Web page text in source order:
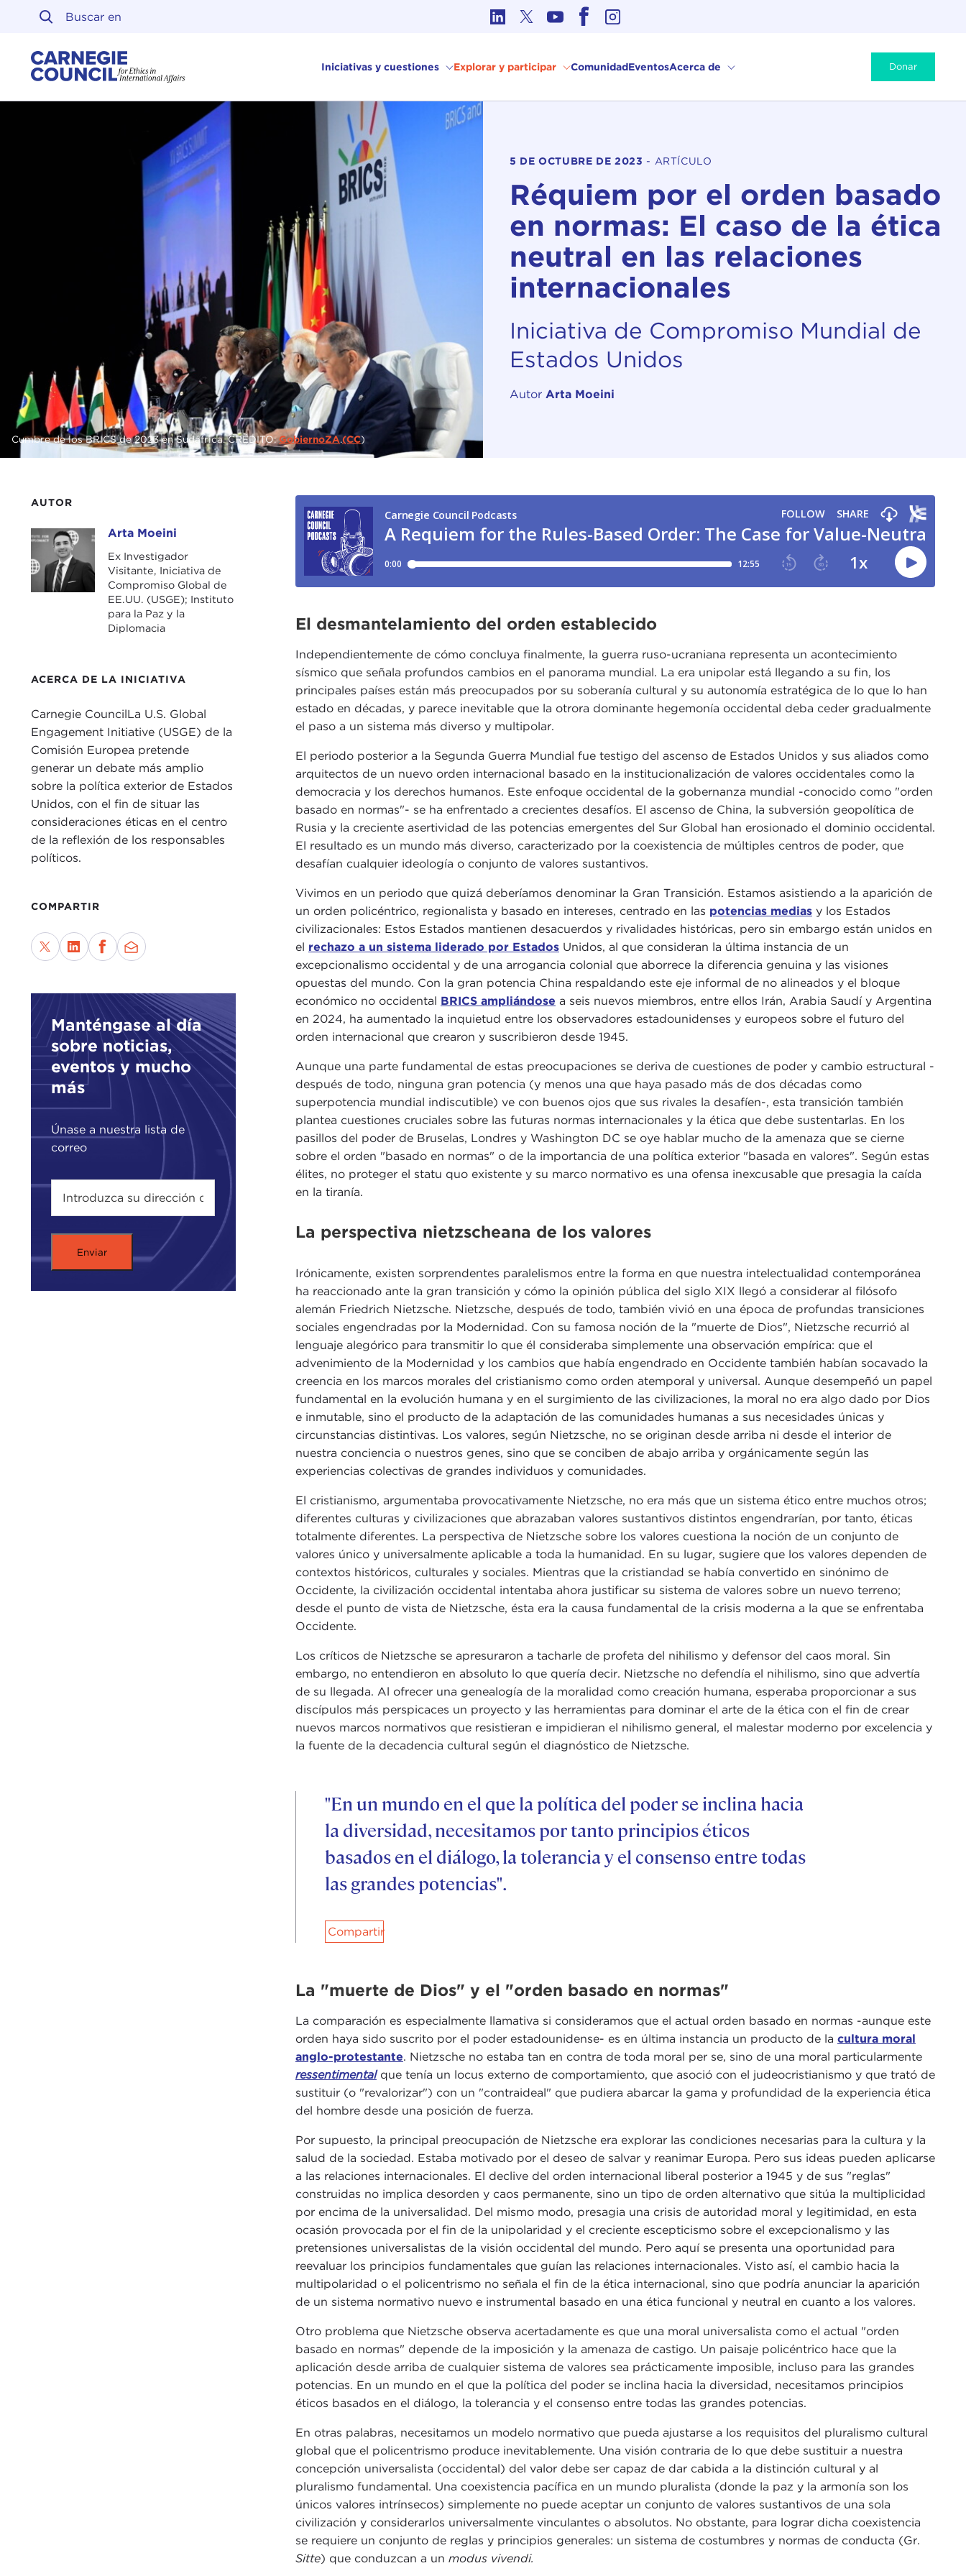
Ir al contenido
Iniciativas y cuestiones Explorar y participar ComunidadEventosAcerca de Donar
Cumbre de los BRICS de 2023 en Sudáfrica. CRÉDITO:GobiernoZA.(CC)
5 DE OCTUBRE DE 2023 - ARTÍCULO
Réquiem por el orden basado
en normas: El caso de la ética
neutral en las relaciones
internacionales
Iniciativa de Compromiso Mundial de
Estados Unidos
Autor Arta Moeini
AUTOR
Arta Moeini Arta Moeini
Ex Investigador
Visitante, Iniciativa de
Compromiso Global de
EE.UU. (USGE); Instituto
para la Paz y la
Diplomacia
ACERCA DE LA INICIATIVA
Carnegie CouncilLa U.S. Global
Engagement Initiative (USGE) de la
Comisión Europea pretende
generar un debate más amplio
sobre la política exterior de Estados
Unidos, con el fin de situar las
consideraciones éticas en el centro
de la reflexión de los responsables
políticos.
COMPARTIR
Manténgase al día
sobre noticias,
eventos y mucho
más
Únase a nuestra lista de
correo
El desmantelamiento del orden establecido
Independientemente de cómo concluya finalmente, la guerra ruso-ucraniana representa un acontecimiento
sísmico que señala profundos cambios en el panorama mundial. La era unipolar está llegando a su fin, los
principales países están más preocupados por su soberanía cultural y su autonomía estratégica de lo que lo han
estado en décadas, y parece inevitable que la otrora dominante hegemonía occidental deba ceder gradualmente
el paso a un sistema más diverso y multipolar.
El periodo posterior a la Segunda Guerra Mundial fue testigo del ascenso de Estados Unidos y sus aliados como
arquitectos de un nuevo orden internacional basado en la institucionalización de valores occidentales como la
democracia y los derechos humanos. Este enfoque occidental de la gobernanza mundial -conocido como "orden
basado en normas"- se ha enfrentado a crecientes desafíos. El ascenso de China, la subversión geopolítica de
Rusia y la creciente asertividad de las potencias emergentes del Sur Global han erosionado el dominio occidental.
El resultado es un mundo más diverso, caracterizado por la coexistencia de múltiples centros de poder, que
desafían cualquier ideología o conjunto de valores sustantivos.
Vivimos en un periodo que quizá deberíamos denominar la Gran Transición. Estamos asistiendo a la aparición de
un orden policéntrico, regionalista y basado en intereses, centrado en las potencias mediasy los Estados
civilizacionales: Estos Estados mantienen desacuerdos y rivalidades históricas, pero sin embargo están unidos en
el rechazo a un sistema liderado por EstadosUnidos, al que consideran la última instancia de un
excepcionalismo occidental y de una arrogancia colonial que aborrece la diferencia genuina y las visiones
opuestas del mundo. Con la gran potencia China respaldando este eje informal de no alineados y el bloque
económico no occidental BRICS ampliándose a seis nuevos miembros, entre ellos Irán, Arabia Saudí y Argentina
en 2024, ha aumentado la inquietud entre los observadores estadounidenses y europeos sobre el futuro del
orden internacional que crearon y suscribieron desde 1945.
Aunque una parte fundamental de estas preocupaciones se deriva de cuestiones de poder y cambio estructural -
después de todo, ninguna gran potencia (y menos una que haya pasado más de dos décadas como
superpotencia mundial indiscutible) ve con buenos ojos que sus rivales la desafíen-, esta transición también
plantea cuestiones cruciales sobre las futuras normas internacionales y la ética que debe sustentarlas. En los
pasillos del poder de Bruselas, Londres y Washington DC se oye hablar mucho de la amenaza que se cierne
sobre el orden "basado en normas" o de la importancia de una política exterior "basada en valores". Según estas
élites, no proteger el statu quo existente y su marco normativo es una ofensa inexcusable que presagia la caída
en la tiranía.
La perspectiva nietzscheana de los valores
Irónicamente, existen sorprendentes paralelismos entre la forma en que nuestra intelectualidad contemporánea
ha reaccionado ante la gran transición y cómo la opinión pública del siglo XIX llegó a considerar al filósofo
alemán Friedrich Nietzsche. Nietzsche, después de todo, también vivió en una época de profundas transiciones
sociales engendradas por la Modernidad. Con su famosa noción de la "muerte de Dios", Nietzsche recurrió al
lenguaje alegórico para transmitir lo que él consideraba simplemente una observación empírica: que el
advenimiento de la Modernidad y los cambios que había engendrado en Occidente también habían socavado la
creencia en los marcos morales del cristianismo como orden atemporal y universal. Aunque desempeñó un papel
fundamental en la evolución humana y en el surgimiento de las civilizaciones, la moral no era algo dado por Dios
e inmutable, sino el producto de la adaptación de las comunidades humanas a sus necesidades únicas y
circunstancias distintivas. Los valores, según Nietzsche, no se originan desde arriba ni desde el interior de
nuestra conciencia o nuestros genes, sino que se conciben de abajo arriba y orgánicamente según las
experiencias colectivas de grandes individuos y comunidades.
El cristianismo, argumentaba provocativamente Nietzsche, no era más que un sistema ético entre muchos otros;
diferentes culturas y civilizaciones que abrazaban valores sustantivos distintos engendrarían, por tanto, éticas
totalmente diferentes. La perspectiva de Nietzsche sobre los valores cuestiona la noción de un conjunto de
valores único y universalmente aplicable a toda la humanidad. En su lugar, sugiere que los valores dependen de
contextos históricos, culturales y sociales. Mientras que la cristiandad se había convertido en sinónimo de
Occidente, la civilización occidental intentaba ahora justificar su sistema de valores sobre un nuevo terreno;
desde el punto de vista de Nietzsche, ésta era la causa fundamental de la crisis moderna a la que se enfrentaba
Occidente.
Los críticos de Nietzsche se apresuraron a tacharle de profeta del nihilismo y defensor del caos moral. Sin
embargo, no entendieron en absoluto lo que quería decir. Nietzsche no defendía el nihilismo, sino que advertía
de su llegada. Al ofrecer una genealogía de la moralidad como creación humana, esperaba proporcionar a sus
discípulos más perspicaces un proyecto y las herramientas para dominar el arte de la ética con el fin de crear
nuevos marcos normativos que resistieran e impidieran el nihilismo general, el malestar moderno por excelencia y
la fuente de la decadencia cultural según el diagnóstico de Nietzsche.
"En un mundo en el que la política del poder se inclina hacia
la diversidad, necesitamos por tanto principios éticos
basados en el diálogo, la tolerancia y el consenso entre todas
las grandes potencias".
twitter
Compartir
La "muerte de Dios" y el "orden basado en normas"
La comparación es especialmente llamativa si consideramos que el actual orden basado en normas -aunque este
orden haya sido suscrito por el poder estadounidense- es en última instancia un producto de la cultura moral
anglo-protestante. Nietzsche no estaba tan en contra de toda moral per se, sino de una moral particularmente
ressentimentalque tenía un locus externo de comportamiento, que asoció con el judeocristianismo y que trató de
sustituir (o "revalorizar") con un "contraideal" que pudiera abarcar la gama y profundidad de la experiencia ética
del hombre desde una posición de fuerza.
Por supuesto, la principal preocupación de Nietzsche era explorar las condiciones necesarias para la cultura y la
salud de la sociedad. Estaba motivado por el deseo de salvar y reanimar Europa. Pero sus ideas pueden aplicarse
a las relaciones internacionales. El declive del orden internacional liberal posterior a 1945 y de sus "reglas"
construidas no implica desorden y caos permanente, sino un tipo de orden alternativo que sitúa la multiplicidad
por encima de la universalidad. Del mismo modo, presagia una crisis de autoridad moral y legitimidad, en esta
ocasión provocada por el fin de la unipolaridad y el creciente escepticismo sobre el excepcionalismo y las
pretensiones universalistas de la visión occidental del mundo. Pero aquí se presenta una oportunidad para
reevaluar los principios fundamentales que guían las relaciones internacionales. Visto así, el cambio hacia la
multipolaridad o el policentrismo no señala el fin de la ética internacional, sino que podría anunciar la aparición
de un sistema normativo nuevo e instrumental basado en una ética funcional y neutral en cuanto a los valores.
Otro problema que Nietzsche observa acertadamente es que una moral universalista como el actual "orden
basado en normas" depende de la imposición y la amenaza de castigo. Un paisaje policéntrico hace que la
aplicación desde arriba de cualquier sistema de valores sea prácticamente imposible, incluso para las grandes
potencias. En un mundo en el que la política del poder se inclina hacia la diversidad, necesitamos principios
éticos basados en el diálogo, la tolerancia y el consenso entre todas las grandes potencias.
En otras palabras, necesitamos un modelo normativo que pueda ajustarse a los requisitos del pluralismo cultural
global que el policentrismo produce inevitablemente. Una visión contraria de lo que debe sustituir a nuestra
concepción universalista (occidental) del valor debe ser capaz de dar cabida a la distinción cultural y al
pluralismo fundamental. Una coexistencia pacífica en un mundo pluralista (donde la paz y la armonía son los
únicos valores intrínsecos) simplemente no puede aceptar un conjunto de valores sustantivos de una sola
civilización y considerarlos universalmente vinculantes o absolutos. No obstante, para lograr dicha coexistencia
se requiere un conjunto de reglas y principios generales: un sistema de costumbres y normas de conducta (Gr.
Sitte) que conduzcan a un modus vivendi.